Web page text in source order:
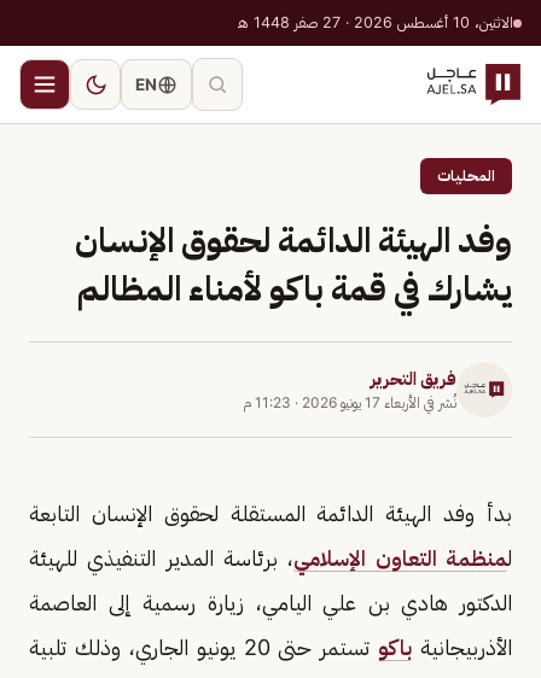
الاثنين، 10 أغسطس 2026 · 27 صفر 1448 هـ
EN
المحليات
وفد الهيئة الدائمة لحقوق الإنسان
يشارك في قمة باكو لأمناء المظالم
فريق التحرير
نُشر في الأربعاء 17 يونيو 2026 · 11:23 م
بدأ وفد الهيئة الدائمة المستقلة لحقوق الإنسان التابعة
لمنظمة التعاون الإسلامي، برئاسة المدير التنفيذي للهيئة
الدكتور هادي بن علي اليامي، زيارة رسمية إلى العاصمة
الأذربيجانية باكو
تستمر حتى 20 يونيو الجاري، وذلك تلبية